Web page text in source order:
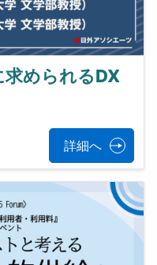
求められるDX
詳細へ